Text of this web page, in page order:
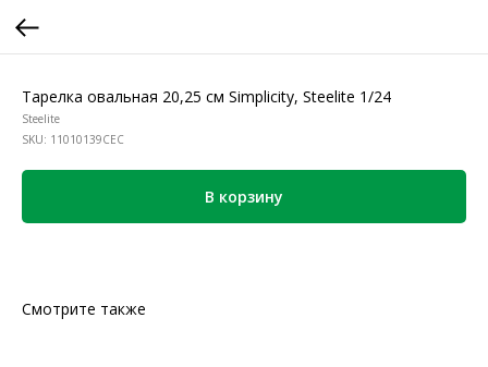
Тарелка овальная 20,25 см Simplicity, Steelite 1/24
Steelite
SKU: 11010139CEC
В корзину
Смотрите также